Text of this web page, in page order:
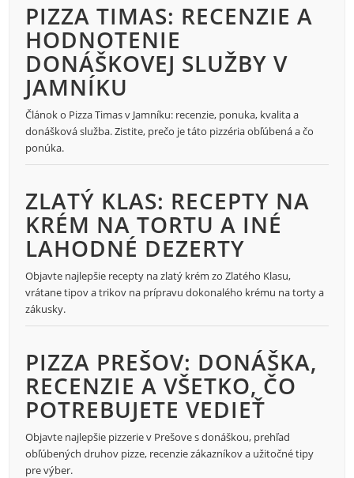
PIZZA TIMAS: RECENZIE A
HODNOTENIE
DONÁŠKOVEJ SLUŽBY V
JAMNÍKU
Článok o Pizza Timas v Jamníku: recenzie, ponuka, kvalita a
donášková služba. Zistite, prečo je táto pizzéria obľúbená a čo
ponúka.
ZLATÝ KLAS: RECEPTY NA
KRÉM NA TORTU A INÉ
LAHODNÉ DEZERTY
Objavte najlepšie recepty na zlatý krém zo Zlatého Klasu,
vrátane tipov a trikov na prípravu dokonalého krému na torty a
zákusky.
PIZZA PREŠOV: DONÁŠKA,
RECENZIE A VŠETKO, ČO
POTREBUJETE VEDIEŤ
Objavte najlepšie pizzerie v Prešove s donáškou, prehľad
obľúbených druhov pizze, recenzie zákazníkov a užitočné tipy
pre výber.